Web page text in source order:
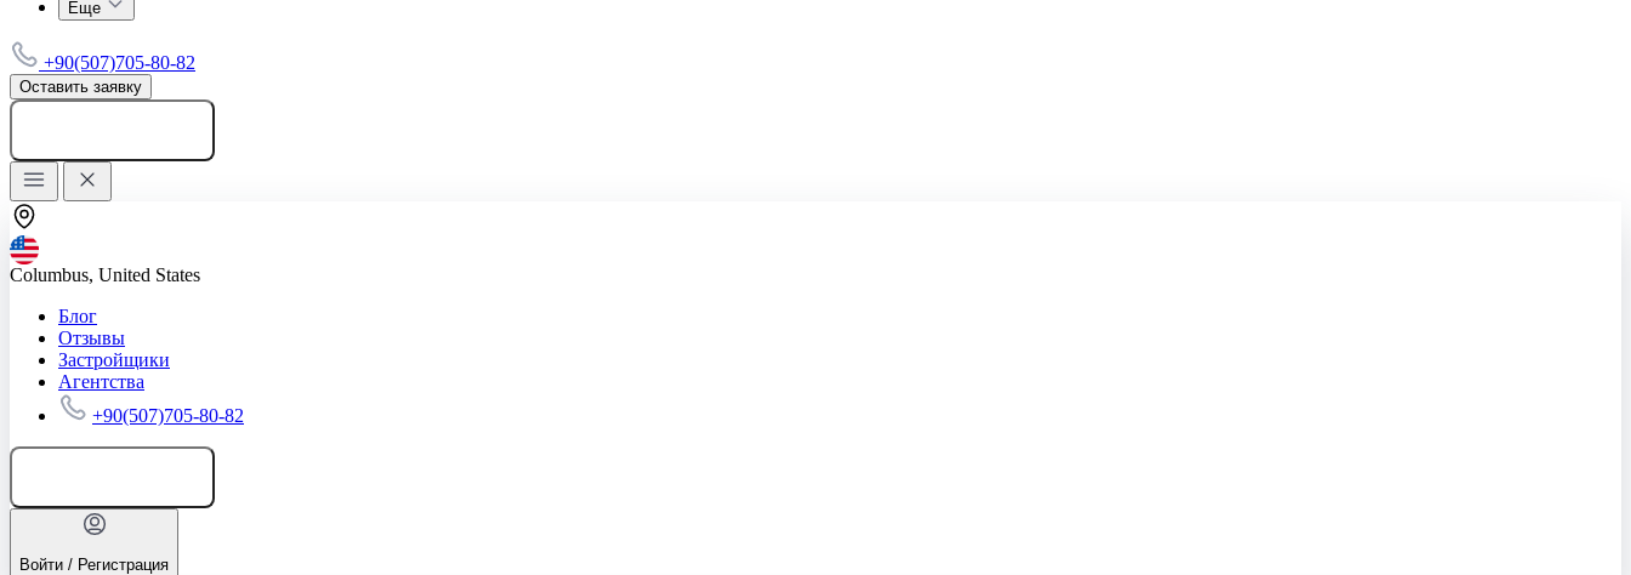
Еще
+90(507)705-80-82
Оставить заявку
Columbus, United States
Блог
Отзывы
Застройщики
Агентства
+90(507)705-80-82
Войти / Регистрация